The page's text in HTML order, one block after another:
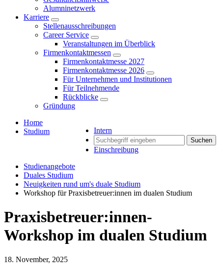
Alumninetzwerk
Karriere
Stellenausschreibungen
Career Service
Veranstaltungen im Überblick
Firmenkontaktmessen
Firmenkontaktmesse 2027
Firmenkontaktmesse 2026
Für Unternehmen und Institutionen
Für Teilnehmende
Rückblicke
Gründung
Intern
Suchen
Einschreibung
Home
Studium
Studienangebote
Duales Studium
Neuigkeiten rund um's duale Studium
Workshop für Praxisbetreuer:innen im dualen Studium
Praxisbetreuer:innen-
Workshop im dualen Studium
18. November, 2025